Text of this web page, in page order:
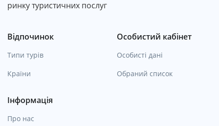
ринку туристичних послуг
Відпочинок
Типи турів
Країни
Особистий кабінет
Особисті дані
Обраний список
Інформація
Про нас